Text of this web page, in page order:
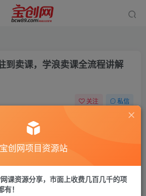
到卖课，学浪卖课全流程讲解
关注 私信
币9.9 宝币 19.9
宝创网项目资源站
课资源分享，市面上收费几百几千的项
！